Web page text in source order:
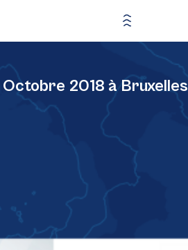
Octobre 2018 à Bruxelles